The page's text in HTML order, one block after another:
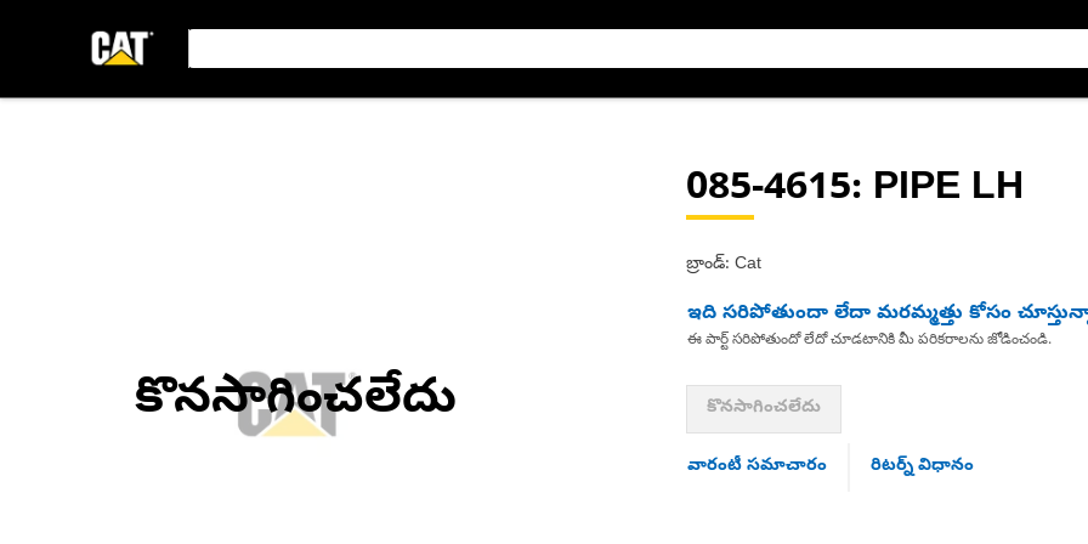
కొనసాగించలేదు
085-4615: PIPE LH
బ్రాండ్: Cat
ఇది సరిపోతుందా లేదా మరమ్మత్తు కోసం
ఈ పార్ట్ సరిపోతుందో లేదో చూడటానికి మీ పరికరాలను జోడించండి.
కొనసాగించలేదు
వారంటీ సమాచారం రిటర్న్ విధానం